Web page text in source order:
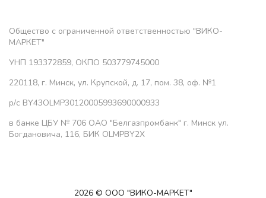
Общество с ограниченной ответственностью "ВИКО-
МАРКЕТ"
УНП 193372859, ОКПО 503779745000
220118, г. Минск, ул. Крупской, д. 17, пом. 38, оф. №1
р/с BY43OLMP30120005993690000933
в банке ЦБУ № 706 ОАО "Белгазпромбанк" г. Минск ул.
Богдановича, 116, БИК OLMPBY2X
2026 © ООО "ВИКО-МАРКЕТ"